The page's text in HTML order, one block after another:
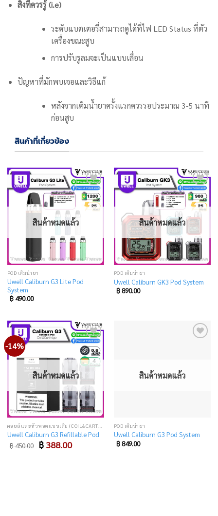
สิ่งที่ควรรู้ (i.e)
ระดับแบตเตอรี่สามารถดูได้ที่ไฟ LED Status ที่ตัว
เครื่องขณะสูบ
การปรับรูลมจะเป็นแบบเลื่อน
ปัญหาที่มักพบเจอและวิธีแก้
หลังจากเติมน้ำยาครั้งแรกควรรอประมาณ 3-5 นาที
ก่อนสูบ
สินค้าที่เกี่ยวข้อง
Add
to
wishlist
สินค้าหมดแล้ว
POD เติมน้ำยา
Uwell Caliburn G3 Lite Pod
System
฿490.00
Add
to
wishlist
สินค้าหมดแล้ว
POD เติมน้ำยา
Uwell Caliburn GK3 Pod System
฿890.00
-14%
Add
to
wishlist
สินค้าหมดแล้ว
Uwell Caliburn G3 Refillable Pod
฿450.00 Original
price
฿ 388.00Current
price
สินค้าหมดแล้ว
POD เติมน้ำยา
Uwell Caliburn G3 Pod System
฿849.00